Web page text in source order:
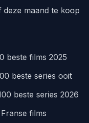
deze maand te koop
beste films 2025
beste series ooit
beste series 2026
Franse films